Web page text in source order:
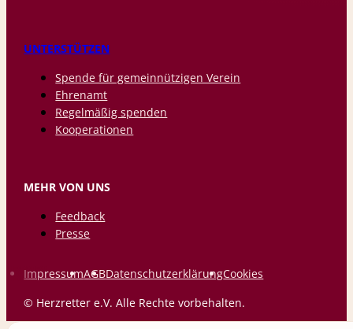
UNTERSTÜTZEN
Spende für gemeinnützigen Verein
Ehrenamt
Regelmäßig spenden
Kooperationen
MEHR VON UNS
Feedback
Presse
ImpressumAGBDatenschutzerklärungCookies
© Herzretter e.V. Alle Rechte vorbehalten.